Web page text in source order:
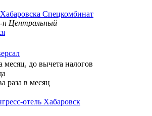
Спецкомбинат
н Центральный
месяц, до вычета налогов
раза в месяц
отель Хабаровск